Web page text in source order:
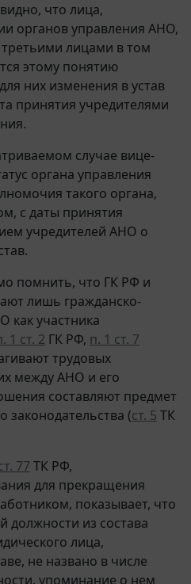
что лица,
органов управления АНО,
лицами в том
этому понятию
них изменения в устав
принятия учредителями
случае вице-
органа управления
такого органа,
с даты принятия
учредителей АНО о
помнить, что ГК РФ и
лишь гражданско-
как участника
1 ст. 2 ГК РФ, п. 1 ст. 7
трудовых
между АНО и его
составляют предмет
законодательства (ст. 5 ТК
77 ТК РФ,
для прекращения
показывает, что
должности из состава
лица,
не названо в числе
упоминание о нем